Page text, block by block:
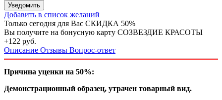
Уведомить
Добавить в список желаний
Только сегодня для Вас СКИДКА 50%
Вы получите на бонусную карту СОЗВЕЗДИЕ КРАСОТЫ
+122 руб.
Описание Отзывы Вопрос-ответ
Причина уценки на 50%:
Демонстрационный образец, утрачен товарный вид.